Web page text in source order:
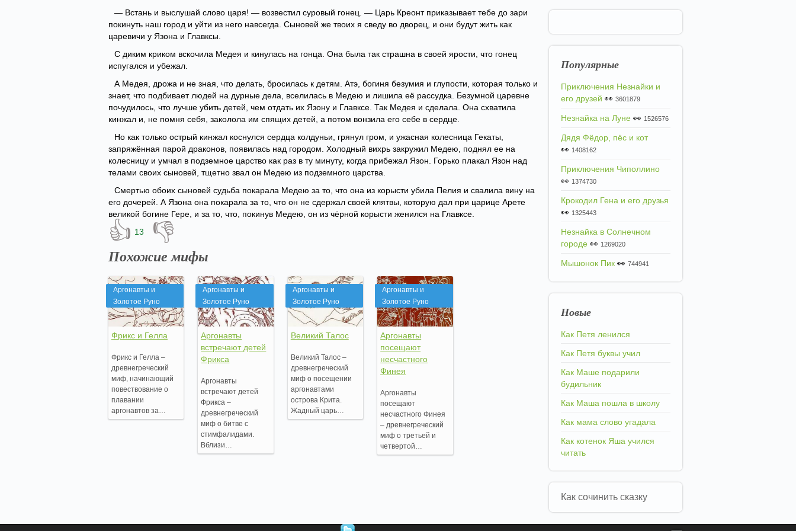
— Встань и выслушай слово царя! — возвестил суровый гонец. — Царь Креонт приказывает тебе до зари
покинуть наш город и уйти из него навсегда. Сыновей же твоих я сведу во дворец, и они будут жить как
царевичи у Язона и Главксы.
С диким криком вскочила Медея и кинулась на гонца. Она была так страшна в своей ярости, что гонец
испугался и убежал.
А Медея, дрожа и не зная, что делать, бросилась к детям. Атэ, богиня безумия и глупости, которая только и
знает, что подбивает людей на дурные дела, вселилась в Медею и лишила её рассудка. Безумной царевне
почудилось, что лучше убить детей, чем отдать их Язону и Главксе. Так Медея и сделала. Она схватила
кинжал и, не помня себя, заколола им спящих детей, а потом вонзила его себе в сердце.
Но как только острый кинжал коснулся сердца колдуньи, грянул гром, и ужасная колесница Гекаты,
запряжённая парой драконов, появилась над городом. Холодный вихрь закружил Медею, поднял ее на
колесницу и умчал в подземное царство как раз в ту минуту, когда прибежал Язон. Горько плакал Язон над
телами своих сыновей, тщетно звал он Медею из подземного царства.
Смертью обоих сыновей судьба покарала Медею за то, что она из корысти убила Пелия и свалила вину на
его дочерей. А Язона она покарала за то, что он не сдержал своей клятвы, которую дал при царице Арете
великой богине Гере, и за то, что, покинув Медею, он из чёрной корысти женился на Главксе.
👍 13 👎
Похожие мифы
Аргонавты и
Золотое Руно
Фрикс и Гелла
Фрикс и Гелла –
древнегреческий
миф, начинающий
повествование о
плавании
аргонавтов за…
Аргонавты и
Золотое Руно
Аргонавты
встречают детей
Фрикса
Аргонавты
встречают детей
Фрикса –
древнегреческий
миф о битве с
стимфалидами.
Вблизи…
Аргонавты и
Золотое Руно
Великий Талос
Великий Талос –
древнегреческий
миф о посещении
аргонавтами
острова Крита.
Жадный царь…
Аргонавты и
Золотое Руно
Аргонавты
посещают
несчастного
Финея
Аргонавты
посещают
несчастного Финея
– древнегреческий
миф о третьей и
четвертой…
Популярные
Приключения Незнайки и
его друзей 👀 3601879
Незнайка на Луне 👀 1526576
Дядя Фёдор, пёс и кот
👀 1408162
Приключения Чиполлино
👀 1374730
Крокодил Гена и его друзья
👀 1325443
Незнайка в Солнечном
городе 👀 1269020
Мышонок Пик 👀 744941
Новые
Как Петя ленился
Как Петя буквы учил
Как Маше подарили
будильник
Как Маша пошла в школу
Как мама слово угадала
Как котенок Яша учился
читать
Как сочинить сказку